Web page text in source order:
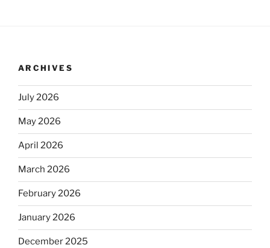
ARCHIVES
July 2026
May 2026
April 2026
March 2026
February 2026
January 2026
December 2025